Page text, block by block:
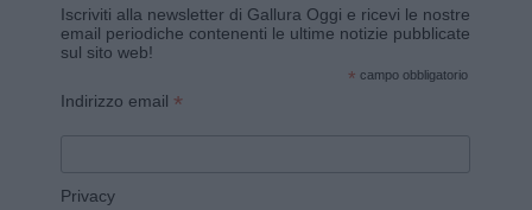
Iscriviti alla newsletter di Gallura Oggi e ricevi le nostre
email periodiche contenenti le ultime notizie pubblicate
sul sito web!
* campo obbligatorio
Indirizzo email *
Privacy